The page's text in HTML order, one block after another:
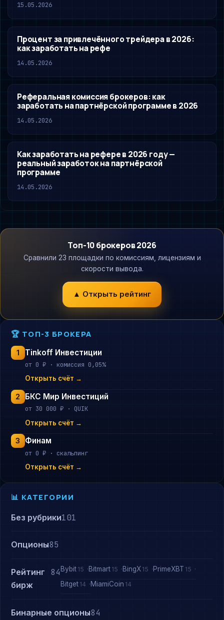
15.05.2026
Процент за привлечённого трейдера в 2026:
как заработать на рефе
14.05.2026
Реферальная комиссия брокеров: как
заработать на партнёрской программе в 2026
14.05.2026
Как заработать на рефере в 2026 году —
реальный заработок на партнёрской
программе
14.05.2026
Топ-10 брокеров 2026
Сравнили 23 площадки по комиссиям, лицензиям и
скорости вывода.
▲ Открыть рейтинг
🏆 ТОП-3 БРОКЕРА
1 Tinkoff Инвестиции
от 0 ₽ · комиссия 0,05%
Открыть счёт →
2 БКС Мир Инвестиций
от 30 000 ₽ · QUIK
Открыть счёт →
3 Финам
от 0 ₽ · скальпинг
Открыть счёт →
📊 КАТЕГОРИИ
Без рубрики101
Опционы85
Рейтинг
бирж
84 Bybit 15 Bitmart 15 BingX 15 PrimeXBT 15
Bitget 14 MiamiCoin 14
Бинарные опционы84